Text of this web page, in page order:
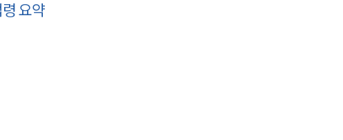
요약